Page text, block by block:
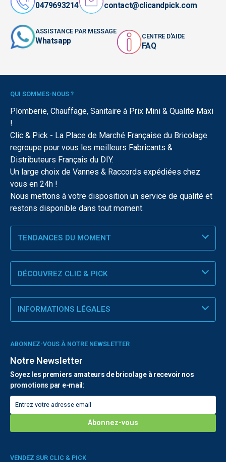
0479693214 contact@clicandpick.com
ASSISTANCE PAR MESSAGE
Whatsapp CENTRE D'AIDE
FAQ
QUI SOMMES-NOUS ?
Plomberie, Chauffage, Sanitaire à Prix Mini & Qualité Maxi
!
Clic & Pick - La Place de Marché Française du Bricolage
regroupe pour vous les meilleurs Fabricants &
Distributeurs Français du DIY.
Un large choix de Vannes & Raccords expédiées chez
vous en 24h !
Nous mettons à votre disposition un service de qualité et
restons disponible dans tout moment.
TENDANCES DU MOMENT
DÉCOUVREZ CLIC & PICK
INFORMATIONS LÉGALES
ABONNEZ-VOUS À NOTRE NEWSLETTER
Notre Newsletter
Soyez les premiers amateurs de bricolage à recevoir nos
promotions par e-mail:
VENDEZ SUR CLIC & PICK